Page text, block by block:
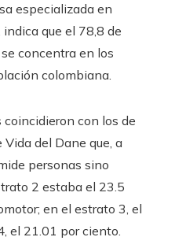
especializada en
que el 78,8 de
concentra en los
colombiana.
coincidieron con los de
Vida del Dane que, a
personas sino
2 estaba el 23.5
en el estrato 3, el
el 21.01 por ciento.